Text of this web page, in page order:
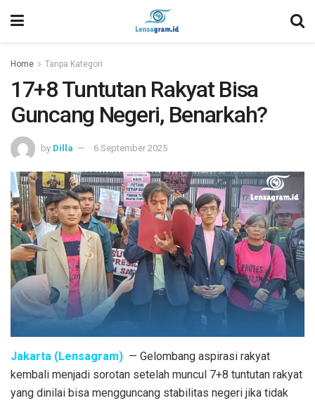
Home Tanpa Kategori
17+8 Tuntutan Rakyat Bisa
Guncang Negeri, Benarkah?
by Dilla 6 September 2025
Jakarta (Lensagram) — Gelombang aspirasi rakyat
kembali menjadi sorotan setelah muncul 7+8 tuntutan rakyat
yang dinilai bisa mengguncang stabilitas negeri jika tidak